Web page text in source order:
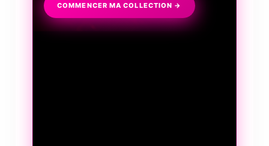
COMMENCER MA COLLECTION →